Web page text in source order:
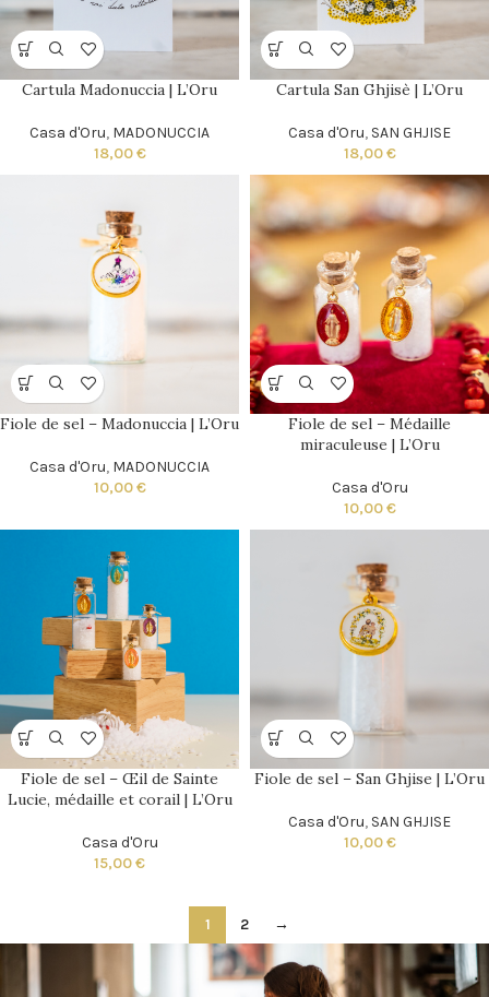
Cartula Madonuccia | L’Oru
Casa d'Oru, MADONUCCIA
18,00€
Cartula San Ghjisè | L’Oru
Casa d'Oru, SAN GHJISE
18,00€
Fiole de sel – Madonuccia | L’Oru
Casa d'Oru, MADONUCCIA
10,00€
Fiole de sel – Médaille
miraculeuse | L’Oru
Casa d'Oru
10,00€
Fiole de sel – Œil de Sainte
Lucie, médaille et corail | L’Oru
Casa d'Oru
15,00€
Fiole de sel – San Ghjise | L’Oru
Casa d'Oru, SAN GHJISE
10,00€
1 2 →